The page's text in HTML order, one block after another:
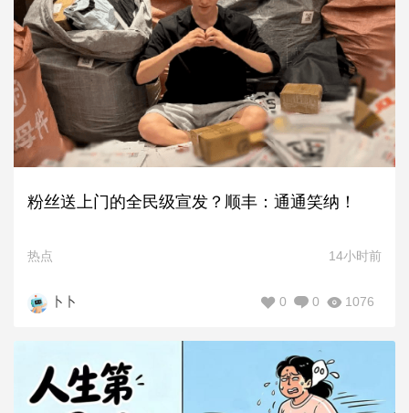
粉丝送上门的全民级宣发？顺丰：通通笑纳！
热点 14小时前
卜卜 1076
0
0